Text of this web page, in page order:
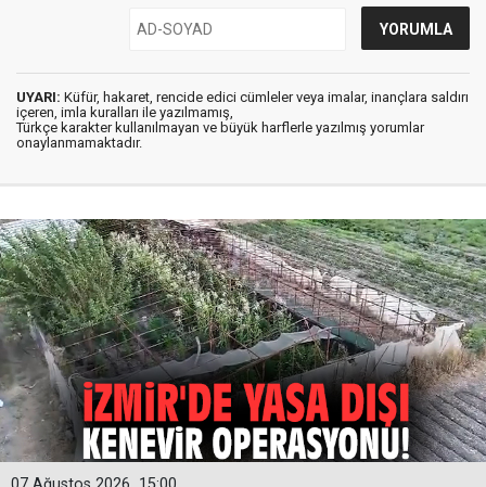
UYARI: Küfür, hakaret, rencide edici cümleler veya imalar, inançlara saldırı
içeren, imla kuralları ile yazılmamış,
Türkçe karakter kullanılmayan ve büyük harflerle yazılmış yorumlar
onaylanmamaktadır.